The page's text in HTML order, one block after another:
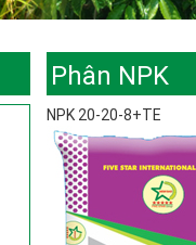
Phân NPK
NPK 20-20-8+TE